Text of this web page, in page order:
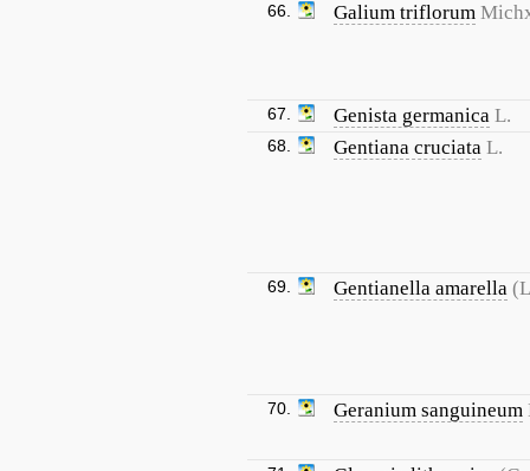
66. Galium triflorum
67. Genista germanica L.
68. Gentiana cruciata L.
69. Gentianella amarella
70. Geranium sanguineum